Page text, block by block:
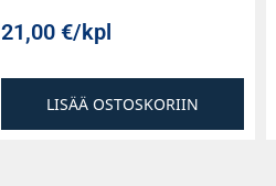
21,00 €/kpl
LISÄÄ OSTOSKORIIN